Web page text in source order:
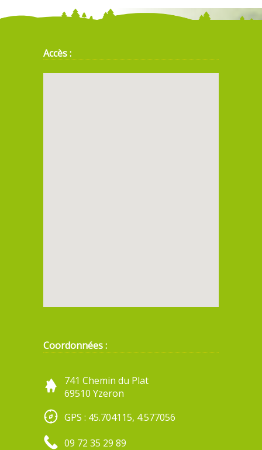
Accès :
Coordonnées :
741 Chemin du Plat
69510 Yzeron
GPS : 45.704115, 4.577056
09 72 35 29 89